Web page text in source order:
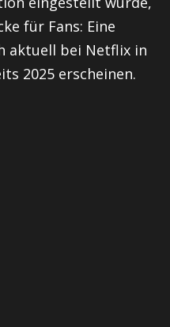
für Fans: Eine
aktuell bei Netflix in
2025 erscheinen.